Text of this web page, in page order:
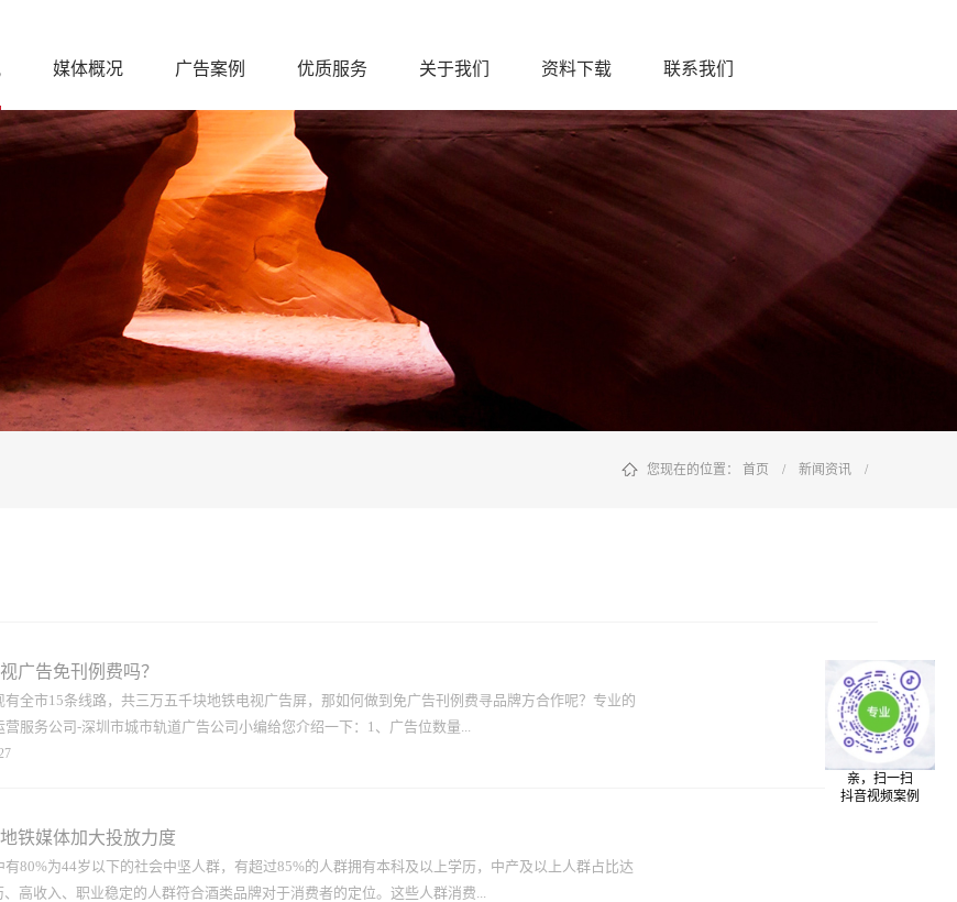
媒体概况 广告案例 优质服务 关于我们 资料下载 联系我们
您现在的位置： 首页 / 新闻资讯 /
广告免刊例费吗？
有全市15条线路，共三万五千块地铁电视广告屏，那如何做到免广告刊例费寻品牌方合作呢？专业的
营服务公司-深圳市城市轨道广告公司小编给您介绍一下：1、广告位数量...
作方式：免刊例价合作，只需承担基本的电费运营成本，0.1元/屏/天 。 深圳地铁电视广告传输技
、地面数字接收的方式播放和接收电视节目，即使在高速行驶的地铁列车上，深圳地铁电视广告信号
，全线35000台终端pis系统采用统一的接受播出信号的模式，进行联网播出。深圳地铁投放广告费
铁媒体加大投放力度
80%为44岁以下的社会中坚人群，有超过85%的人群拥有本科及以上学历，中产及以上人群占比达
、高收入、职业稳定的人群符合酒类品牌对于消费者的定位。这些人群消费...
亲，扫一扫
抖音视频案例